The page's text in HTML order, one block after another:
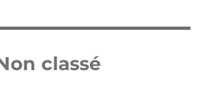
classé